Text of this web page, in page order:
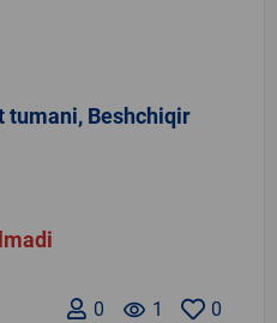
tumani, Beshchiqir
0
remove_red_eye 1
0